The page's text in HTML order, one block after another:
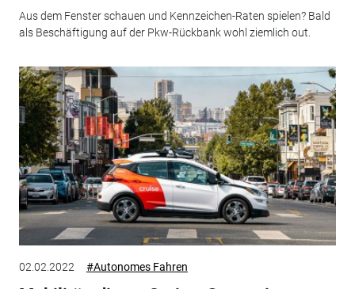
Aus dem Fenster schauen und Kennzeichen-Raten spielen? Bald
als Beschäftigung auf der Pkw-Rückbank wohl ziemlich out.
02.02.2022 #Autonomes Fahren